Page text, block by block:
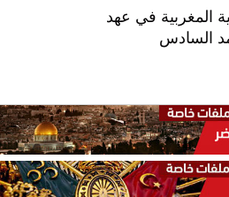
المغربية في عهد
السادس